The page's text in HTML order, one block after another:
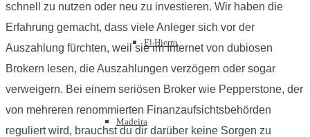
El Hierro
Madeira
schnell zu nutzen oder neu zu investieren. Wir haben die
Erfahrung gemacht, dass viele Anleger sich vor der
Auszahlung fürchten, weil sie im Internet von dubiosen
Brokern lesen, die Auszahlungen verzögern oder sogar
verweigern. Bei einem seriösen Broker wie Pepperstone, der
von mehreren renommierten Finanzaufsichtsbehörden
reguliert wird, brauchst du dir darüber keine Sorgen zu